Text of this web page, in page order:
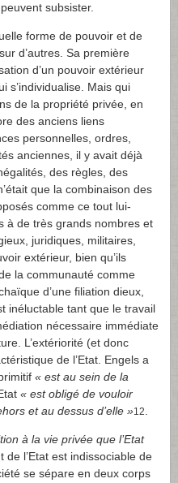
subsister.
forme de pouvoir et de
d’autres. Sa première
d’un pouvoir extérieur
s’individualise. Mais qui
de la propriété privée, en
des anciens liens
personnelles, ordres,
anciennes, il y avait déjà
des règles, des
que la combinaison des
comme ce tout lui-
à de très grands nombres et
juridiques, militaires,
extérieur, bien qu’ils
la communauté comme
d’une filiation dieux,
inéluctable tant que le travail
nécessaire immédiate
L’extériorité (et donc
de l’Etat. Engels a
« est au sein de la
« est obligé de vouloir
et au dessus d’elle »12
à la vie privée que l’Etat
de l’Etat est indissociable de
se sépare en deux corps